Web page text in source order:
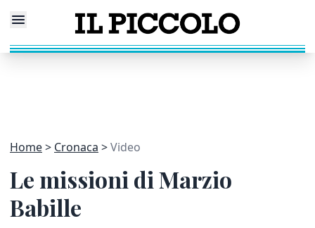
Home Cronaca Video
Le missioni di Marzio
Babille